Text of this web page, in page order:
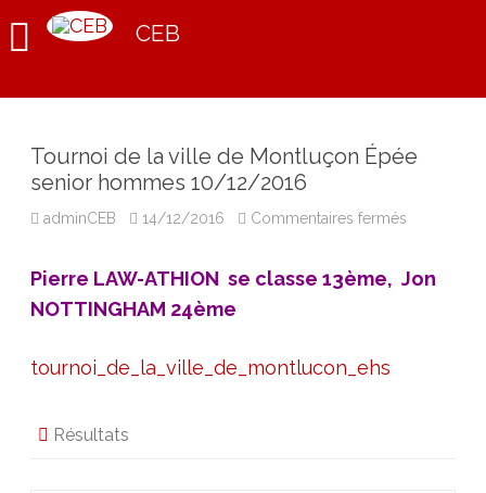
CEB
Tournoi de la ville de Montluçon Épée
senior hommes 10/12/2016
adminCEB 14/12/2016 Commentaires fermés
ville
Pierre LAW-ATHION se classe 13ème, Jon
NOTTINGHAM 24ème
tournoi_de_la_ville_de_montlucon_ehs
Résultats